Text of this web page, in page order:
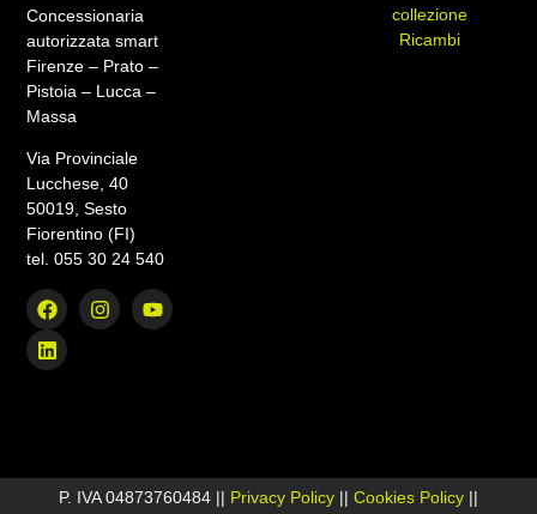
Concessionaria
autorizzata smart
Firenze – Prato –
Pistoia – Lucca –
Massa
Via Provinciale
Lucchese, 40
50019, Sesto
Fiorentino (FI)
tel. 055 30 24 540
collezione
Ricambi
P. IVA 04873760484 || Privacy Policy || Cookies Policy ||